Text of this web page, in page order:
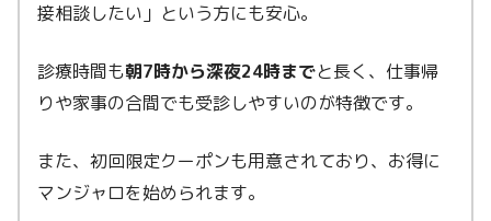
接相談したい」という方にも安心。
診療時間も朝7時から深夜24時までと長く、仕事帰
りや家事の合間でも受診しやすいのが特徴です。
また、初回限定クーポンも用意されており、お得に
マンジャロを始められます。